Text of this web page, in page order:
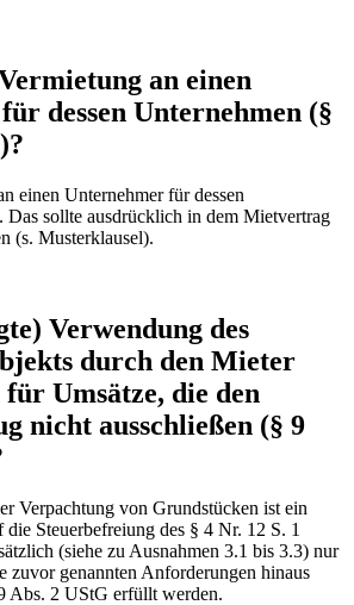
an einen
dessen Unternehmen (§
einen Unternehmer für dessen
Das sollte ausdrücklich in dem Mietvertrag
(s. Musterklausel).
Verwendung des
durch den Mieter
Umsätze, die den
nicht ausschließen (§ 9
Verpachtung von Grundstücken ist ein
Steuerbefreiung des § 4 Nr. 12 S. 1
(siehe zu Ausnahmen 3.1 bis 3.3) nur
zuvor genannten Anforderungen hinaus
Abs. 2 UStG erfüllt werden.